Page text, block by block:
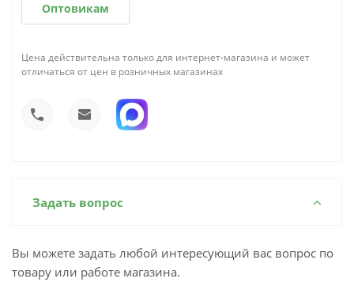
Оптовикам
Цена действительна только для интернет-магазина и может
отличаться от цен в розничных магазинах
Задать вопрос
Вы можете задать любой интересующий вас вопрос по
товару или работе магазина.